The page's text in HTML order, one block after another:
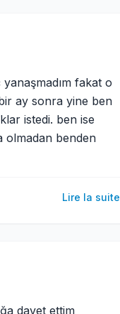
fakat o
ay sonra yine ben
istedi. ben ise
olmadan benden
Lire la suite
davet ettim